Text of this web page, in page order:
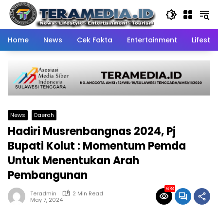
Skip
content
Home
News Cek Fakta Entertainment
News Daerah
Hadiri Musrenbangnas 2024, Pj
Bupati Kolut : Momentum Pemda
Untuk Menentukan Arah
Pembangunan
Teradmin
2 Min Read
May 7, 2024
678